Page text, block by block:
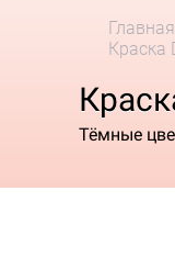
Главная
Краска
Тёмные